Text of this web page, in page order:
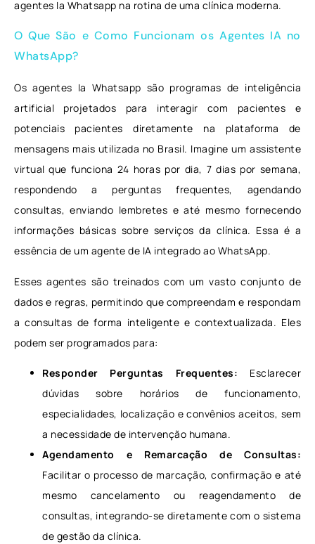
agentes Ia Whatsapp na rotina de uma clínica moderna.
O Que São e Como Funcionam os Agentes IA no
WhatsApp?
Os agentes Ia Whatsapp são programas de inteligência
artificial projetados para interagir com pacientes e
potenciais pacientes diretamente na plataforma de
mensagens mais utilizada no Brasil. Imagine um assistente
virtual que funciona 24 horas por dia, 7 dias por semana,
respondendo a perguntas frequentes, agendando
consultas, enviando lembretes e até mesmo fornecendo
informações básicas sobre serviços da clínica. Essa é a
essência de um agente de IA integrado ao WhatsApp.
Esses agentes são treinados com um vasto conjunto de
dados e regras, permitindo que compreendam e respondam
a consultas de forma inteligente e contextualizada. Eles
podem ser programados para:
Responder Perguntas Frequentes: Esclarecer
dúvidas sobre horários de funcionamento,
especialidades, localização e convênios aceitos, sem
a necessidade de intervenção humana.
Agendamento e Remarcação de Consultas:
Facilitar o processo de marcação, confirmação e até
mesmo cancelamento ou reagendamento de
consultas, integrando-se diretamente com o sistema
de gestão da clínica.